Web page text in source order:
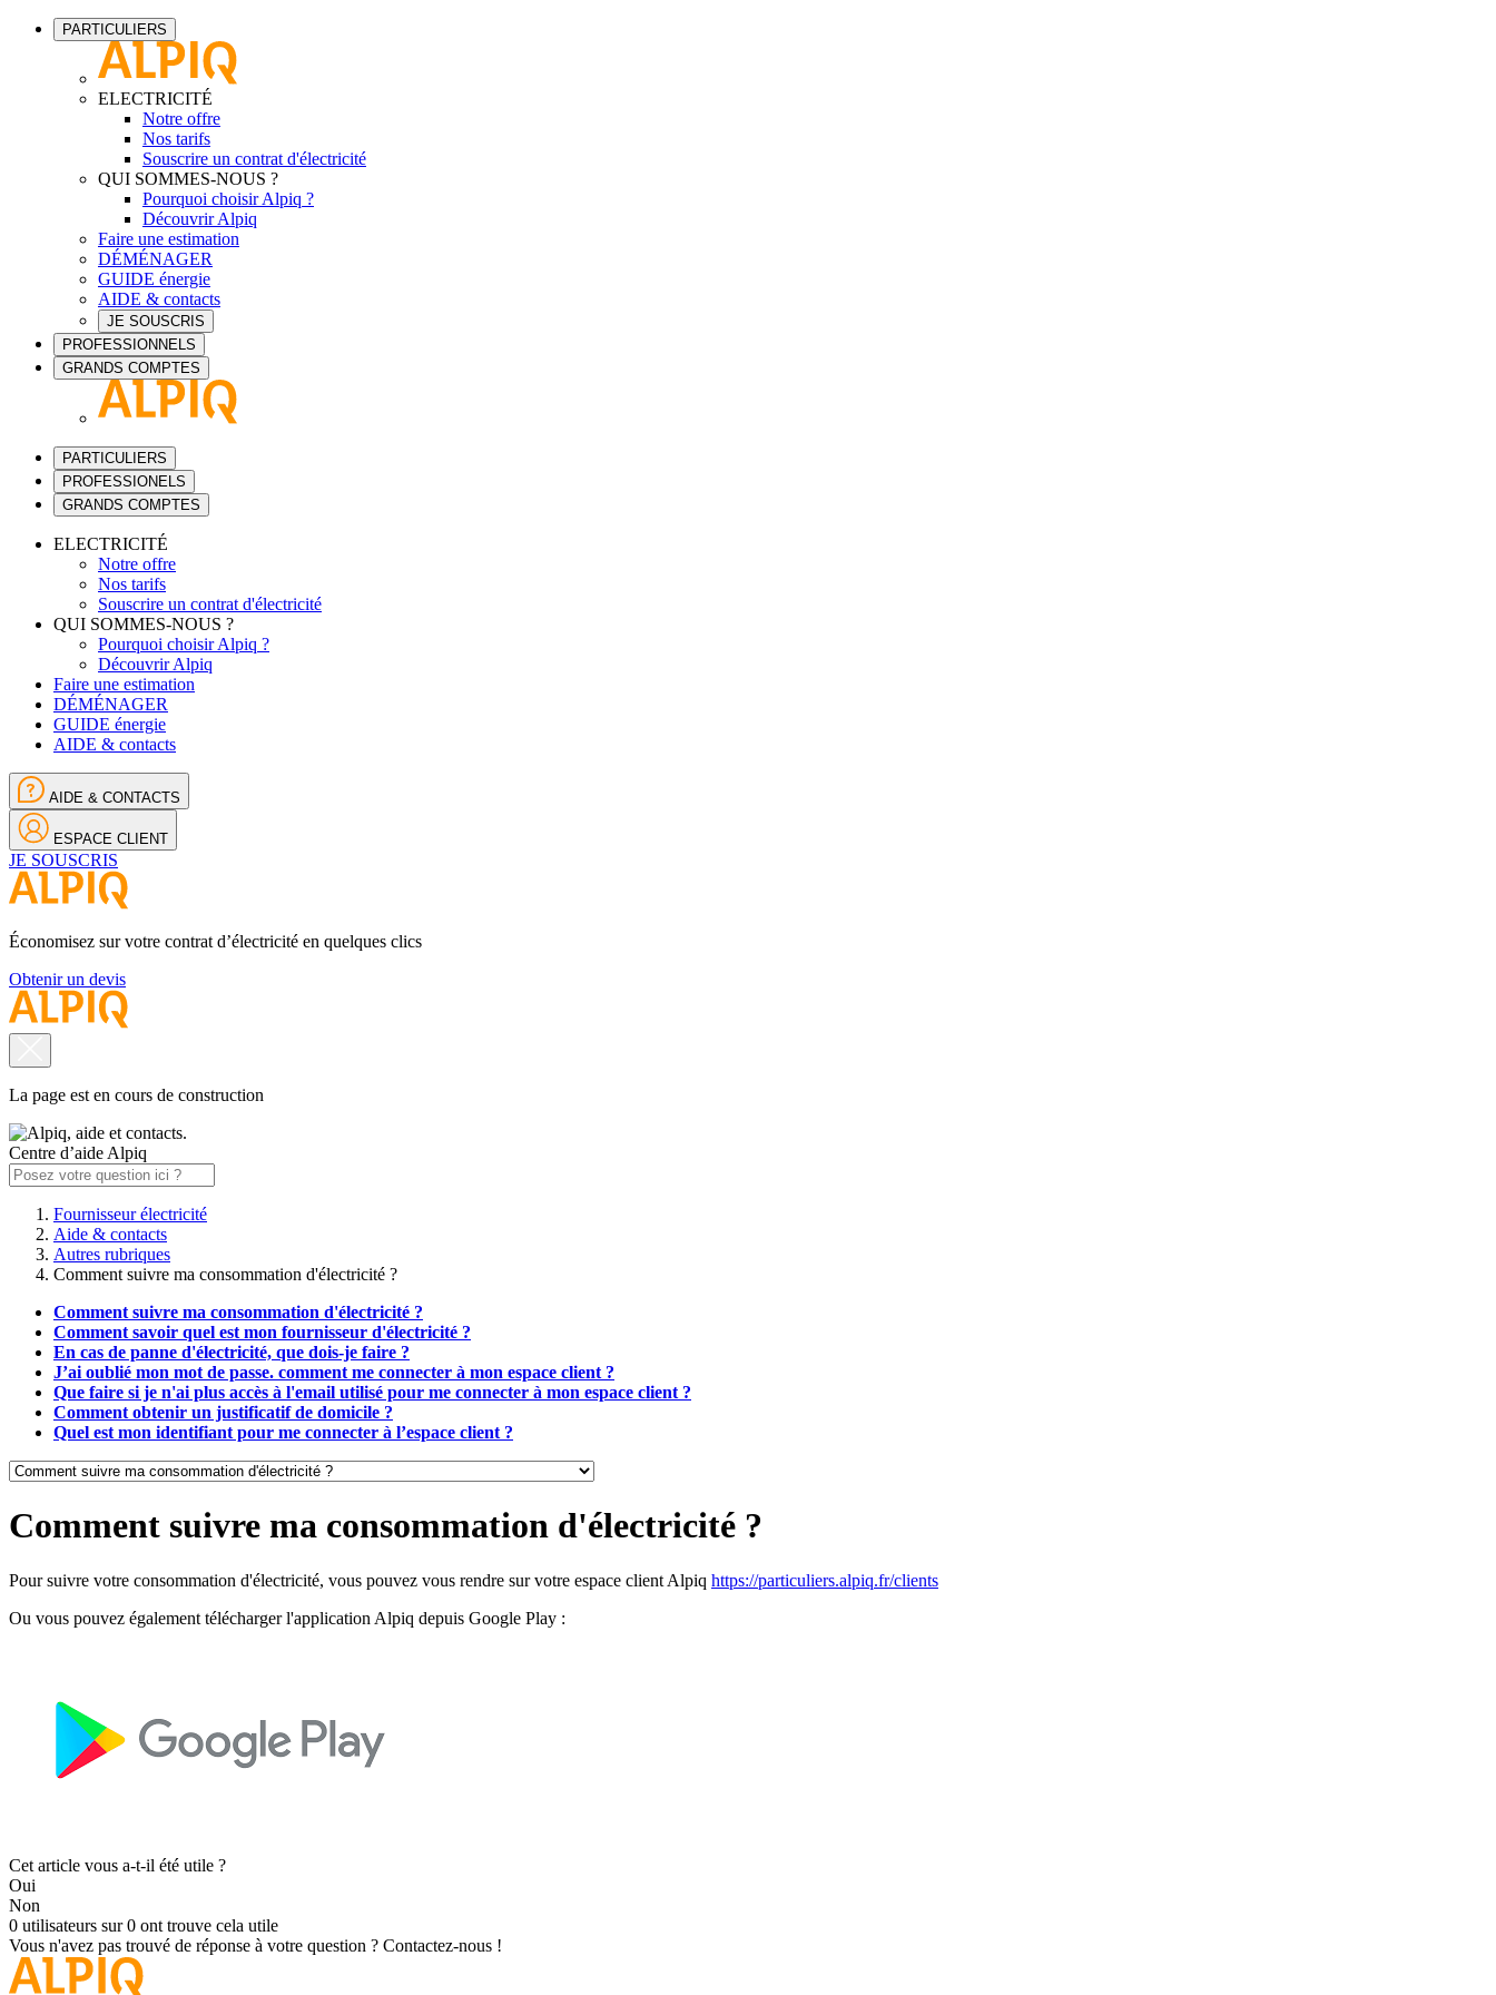
PARTICULIERS
ELECTRICITÉ
Notre offre
Nos tarifs
Souscrire un contrat d'électricité
QUI SOMMES-NOUS ?
Pourquoi choisir Alpiq ?
Découvrir Alpiq
Faire une estimation
DÉMÉNAGER
GUIDE énergie
AIDE & contacts
JE SOUSCRIS
PROFESSIONNELS
GRANDS COMPTES
PARTICULIERS
PROFESSIONELS
GRANDS COMPTES
ELECTRICITÉ
Notre offre
Nos tarifs
Souscrire un contrat d'électricité
QUI SOMMES-NOUS ?
Pourquoi choisir Alpiq ?
Découvrir Alpiq
Faire une estimation
DÉMÉNAGER
GUIDE énergie
AIDE & contacts
AIDE & CONTACTS
ESPACE CLIENT
JE SOUSCRIS
Économisez sur votre contrat d’électricité en quelques clics
Obtenir un devis
La page est en cours de construction
Centre d’aide Alpiq
Fournisseur électricité
Aide & contacts
Autres rubriques
Comment suivre ma consommation d'électricité ?
Comment suivre ma consommation d'électricité ?
Comment savoir quel est mon fournisseur d'électricité ?
En cas de panne d'électricité, que dois-je faire ?
J’ai oublié mon mot de passe. comment me connecter à mon espace client ?
Que faire si je n'ai plus accès à l'email utilisé pour me connecter à mon espace client ?
Comment obtenir un justificatif de domicile ?
Quel est mon identifiant pour me connecter à l’espace client ?
Comment suivre ma consommation d'électricité ?
Pour suivre votre consommation d'électricité, vous pouvez vous rendre sur votre espace client Alpiq https://particuliers.alpiq.fr/clients
Ou vous pouvez également télécharger l'application Alpiq depuis Google Play :
Cet article vous a-t-il été utile ?
Oui
Non
0 utilisateurs sur 0 ont trouve cela utile
Vous n'avez pas trouvé de réponse à votre question ? Contactez-nous !